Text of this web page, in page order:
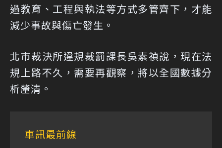
過教育、工程與執法等方式多管齊下，才能
減少事故與傷亡發生。
北市裁決所違規裁罰課長吳素禎說，現在法
規上路不久，需要再觀察，將以全國數據分
析釐清。
車訊最前線